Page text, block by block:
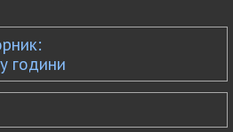
години